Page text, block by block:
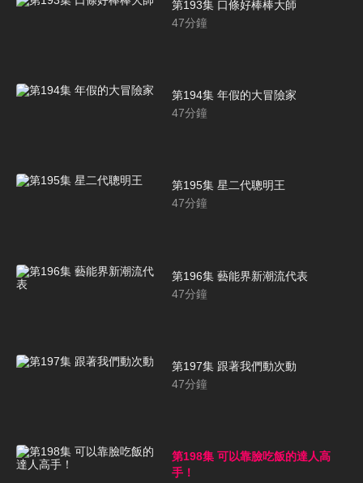
第193集 口條好棒棒大師
47分鐘
第194集 年假的大冒險家
47分鐘
第195集 星二代聰明王
47分鐘
第196集 藝能界新潮流代表
47分鐘
第197集 跟著我們動次動
47分鐘
第198集 可以靠臉吃飯的達人高
手！